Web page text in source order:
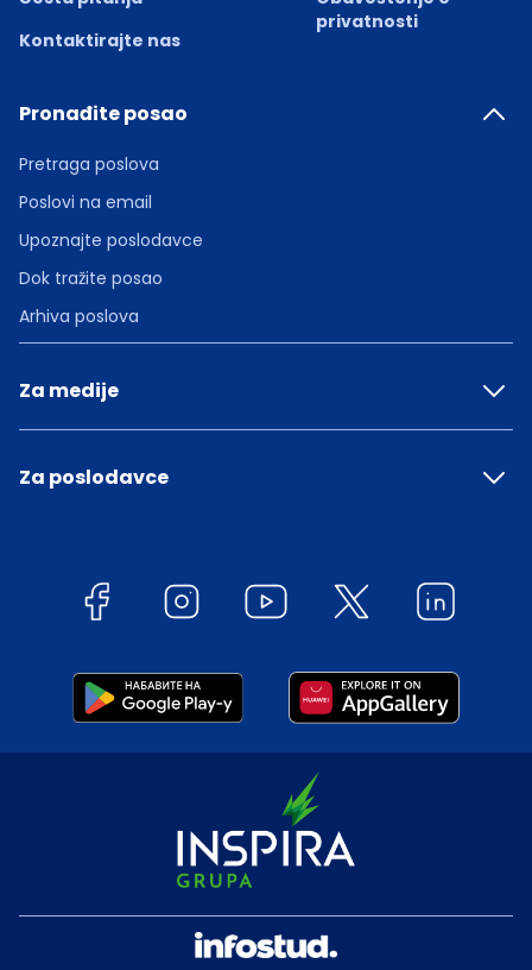
Kontaktirajte nas
privatnosti
Pronađite posao
Pretraga poslova
Poslovi na email
Upoznajte poslodavce
Dok tražite posao
Arhiva poslova
Za medije
Za poslodavce